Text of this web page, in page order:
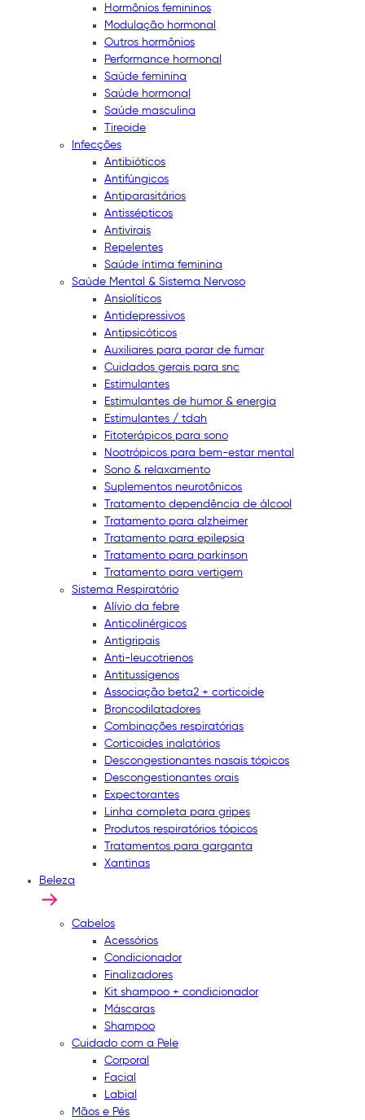
Hormônios femininos
Modulação hormonal
Outros hormônios
Performance hormonal
Saúde feminina
Saúde hormonal
Saúde masculina
Tireoide
Infecções
Antibióticos
Antifúngicos
Antiparasitários
Antissépticos
Antivirais
Repelentes
Saúde íntima feminina
Saúde Mental & Sistema Nervoso
Ansiolíticos
Antidepressivos
Antipsicóticos
Auxiliares para parar de fumar
Cuidados gerais para snc
Estimulantes
Estimulantes de humor & energia
Estimulantes / tdah
Fitoterápicos para sono
Nootrópicos para bem-estar mental
Sono & relaxamento
Suplementos neurotônicos
Tratamento dependência de álcool
Tratamento para alzheimer
Tratamento para epilepsia
Tratamento para parkinson
Tratamento para vertigem
Sistema Respiratório
Alívio da febre
Anticolinérgicos
Antigripais
Anti-leucotrienos
Antitussígenos
Associação beta2 + corticoide
Broncodilatadores
Combinações respiratórias
Corticoides inalatórios
Descongestionantes nasais tópicos
Descongestionantes orais
Expectorantes
Linha completa para gripes
Produtos respiratórios tópicos
Tratamentos para garganta
Xantinas
Beleza
Cabelos
Acessórios
Condicionador
Finalizadores
Kit shampoo + condicionador
Máscaras
Shampoo
Cuidado com a Pele
Corporal
Facial
Labial
Mãos e Pés